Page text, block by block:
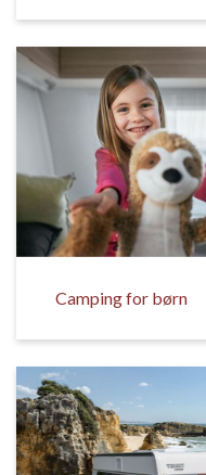
Camping for børn